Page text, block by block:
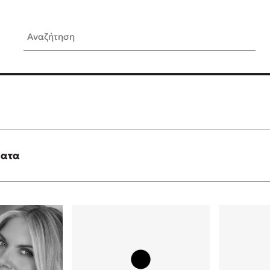
Αναζήτηση
είναι «το πρόβλημα»
Συγχαρητήρια, Πέθανες!